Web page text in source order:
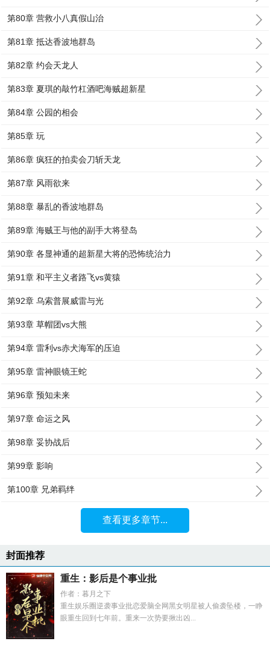
第80章 营救小八真假山治
第81章 抵达香波地群岛
第82章 约会天龙人
第83章 夏琪的敲竹杠酒吧海贼超新星
第84章 公园的相会
第85章 玩
第86章 疯狂的拍卖会刀斩天龙
第87章 风雨欲来
第88章 暴乱的香波地群岛
第89章 海贼王与他的副手大将登岛
第90章 各显神通的超新星大将的恐怖统治力
第91章 和平主义者路飞vs黄猿
第92章 乌索普展威雷与光
第93章 草帽团vs大熊
第94章 雷利vs赤犬海军的压迫
第95章 雷神眼镜王蛇
第96章 预知未来
第97章 命运之风
第98章 妥协战后
第99章 影响
第100章 兄弟羁绊
查看更多章节...
封面推荐
重生：影后是个事业批
作者：暮月之下
重生娱乐圈逆袭事业批恋爱脑全网黑女明星被人偷袭坠楼，一睁
眼重生回到七年前。重来一次势要揪出凶...